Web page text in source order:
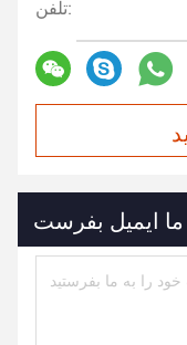
تلفن:
ما ایمیل بفرست